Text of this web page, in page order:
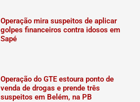
Operação mira suspeitos de aplicar
golpes financeiros contra idosos em
Sapé
Operação do GTE estoura ponto de
venda de drogas e prende três
suspeitos em Belém, na PB